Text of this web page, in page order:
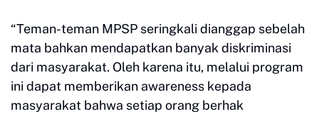
“Teman-teman MPSP seringkali dianggap sebelah
mata bahkan mendapatkan banyak diskriminasi
dari masyarakat. Oleh karena itu, melalui program
ini dapat memberikan awareness kepada
masyarakat bahwa setiap orang berhak